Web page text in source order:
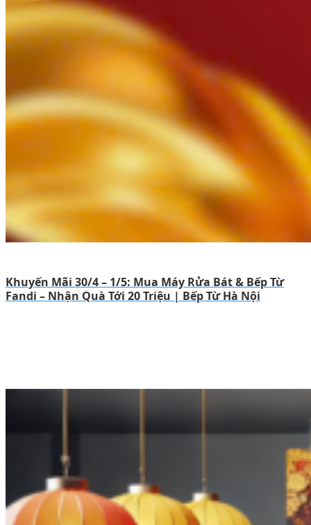
Khuyến Mãi 30/4 – 1/5: Mua Máy Rửa Bát & Bếp Từ
Fandi – Nhận Quà Tới 20 Triệu | Bếp Từ Hà Nội